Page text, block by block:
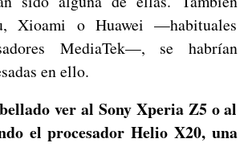
Xioami o Huawei —habituales
MediaTek—, se habrían
en ello.
ver al Sony Xperia Z5 o al
el procesador Helio X20, una